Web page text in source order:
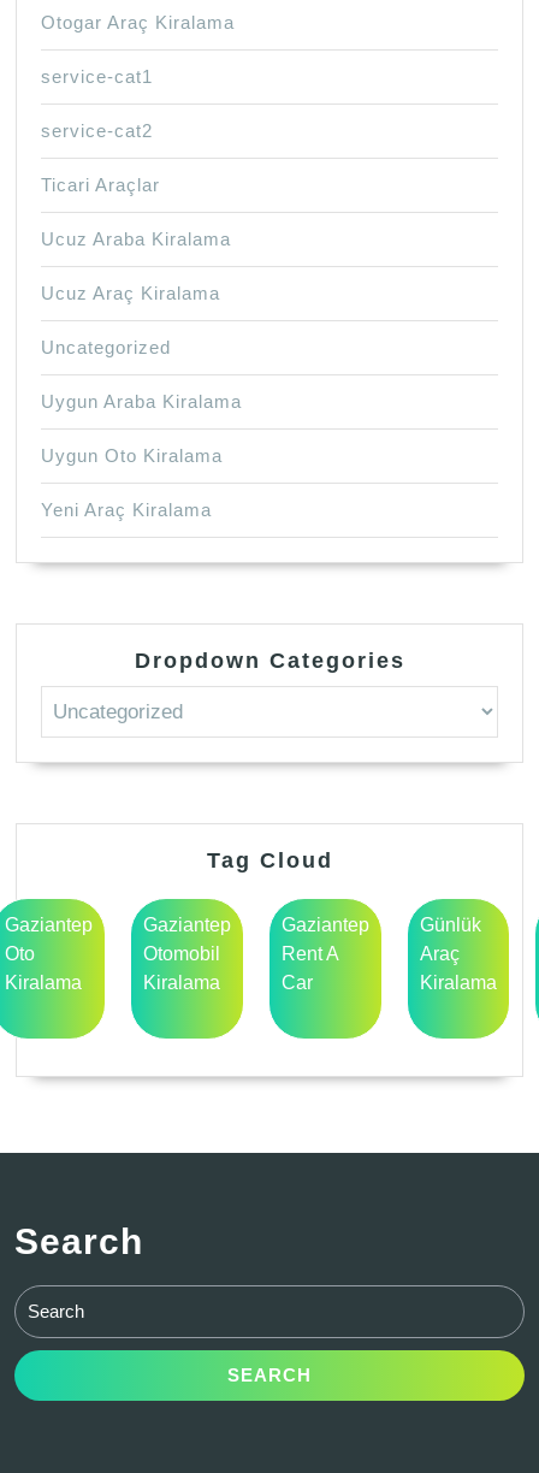
Otogar Araç Kiralama
service-cat1
service-cat2
Ticari Araçlar
Ucuz Araba Kiralama
Ucuz Araç Kiralama
Uncategorized
Uygun Araba Kiralama
Uygun Oto Kiralama
Yeni Araç Kiralama
Dropdown Categories
Tag Cloud
Gaziantep
Oto
Kiralama
Gaziantep
Otomobil
Kiralama
Gaziantep
Rent A
Car
Günlük
Araç
Kiralama
Search
Search
for: